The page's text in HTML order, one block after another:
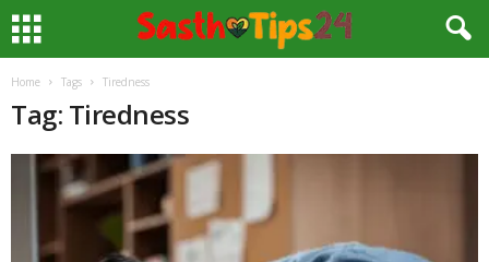
Home Tags Tiredness
Tag: Tiredness